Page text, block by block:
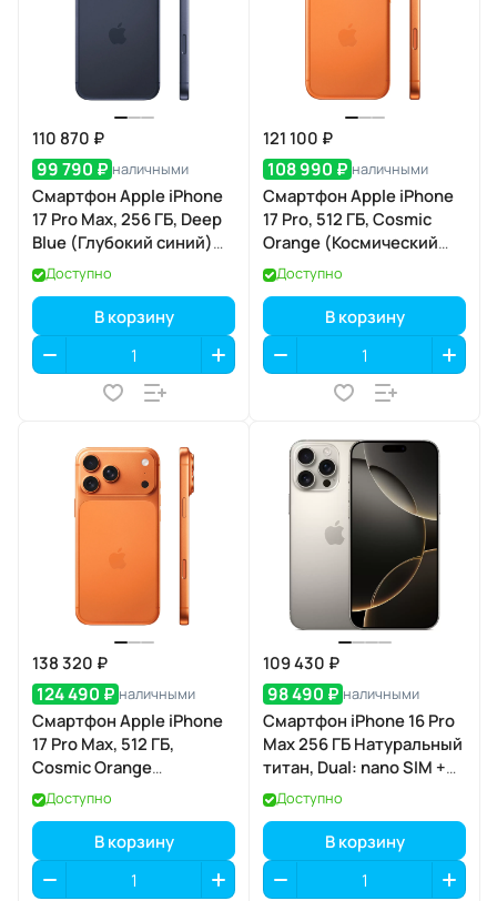
110 870 ₽
99 790 ₽ наличными
Смартфон Apple iPhone
17 Pro Max, 256 ГБ, Deep
Blue (Глубокий синий)
Dual eSIM
Доступно
В корзину
121 100 ₽
108 990 ₽ наличными
Смартфон Apple iPhone
17 Pro, 512 ГБ, Cosmic
Orange (Космический
оранжевый) Dual eSIM
Доступно
В корзину
138 320 ₽
124 490 ₽ наличными
Смартфон Apple iPhone
17 Pro Max, 512 ГБ,
Cosmic Orange
(Космический
оранжевый) SIM+eSIM
Доступно
В корзину
109 430 ₽
98 490 ₽ наличными
Смартфон iPhone 16 Pro
Max 256 ГБ Натуральный
титан, Dual: nano SIM +
eSIM
Доступно
В корзину